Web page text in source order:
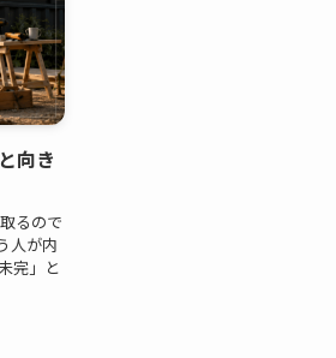
向き
るので
人が内
完」と